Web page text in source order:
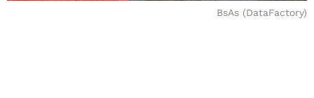
BsAs (DataFactory)